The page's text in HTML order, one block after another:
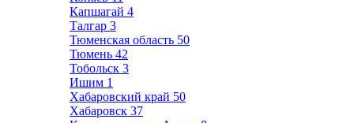
Капшагай 4
Талгар 3
Тюменская область 50
Тюмень 42
Тобольск 3
Ишим 1
Хабаровский край 50
Хабаровск 37